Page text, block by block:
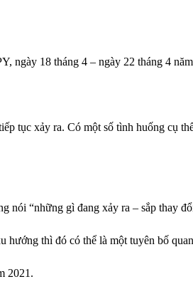
ngày 18 tháng 4 – ngày 22 tháng 4
tục xảy ra. Có một số tình huống cụ
nói “những gì đang xảy ra – sắp thay
thì đó có thể là một tuyên bố
2021.